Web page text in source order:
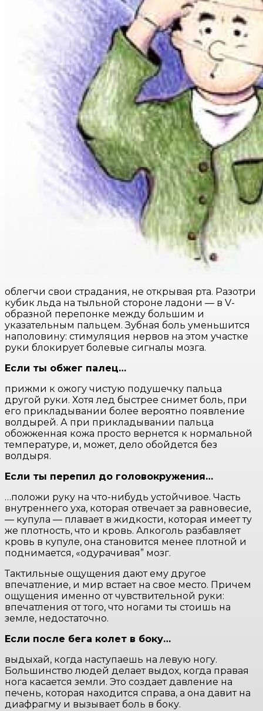
облегчи свои страдания, не открывая рта. Разотри
кубик льда на тыльной стороне ладони — в V-
образной перепонке между большим и
указательным пальцем. Зубная боль уменьшится
наполовину: стимуляция нервов на этом участке
руки блокирует болевые сигналы мозга.
Если ты обжег палец…
прижми к ожогу чистую подушечку пальца
другой руки. Хотя лед быстрее снимет боль, при
его прикладывании более вероятно появление
волдырей. А при прикладывании пальца
обожженная кожа просто вернется к нормальной
температуре, и, может, дело обойдется без
волдыря.
Если ты перепил до головокружения…
…положи руку на что-нибудь устойчивое. Часть
внутреннего уха, которая отвечает за равновесие,
— купула — плавает в жидкости, которая имеет ту
же плотность, что и кровь. Алкоголь разбавляет
кровь в купуле, она становится менее плотной и
поднимается, «одурачивая” мозг.
Тактильные ощущения дают ему другое
впечатление, и мир встает на свое место. Причем
ощущения именно от чувствительной руки:
впечатления от того, что ногами ты стоишь на
земле, недостаточно.
Если после бега колет в боку…
выдыхай, когда наступаешь на левую ногу.
Большинство людей делает выдох, когда правая
нога касается земли. Это создает давление на
печень, которая находится справа, а она давит на
диафрагму и вызывает боль в боку.